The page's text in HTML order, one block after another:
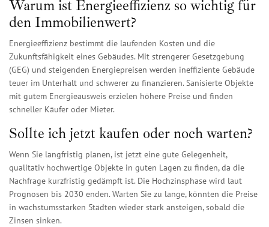
Warum ist Energieeffizienz so wichtig für
den Immobilienwert?
Energieeffizienz bestimmt die laufenden Kosten und die
Zukunftsfähigkeit eines Gebäudes. Mit strengerer Gesetzgebung
(GEG) und steigenden Energiepreisen werden ineffiziente Gebäude
teuer im Unterhalt und schwerer zu finanzieren. Sanisierte Objekte
mit gutem Energieausweis erzielen höhere Preise und finden
schneller Käufer oder Mieter.
Sollte ich jetzt kaufen oder noch warten?
Wenn Sie langfristig planen, ist jetzt eine gute Gelegenheit,
qualitativ hochwertige Objekte in guten Lagen zu finden, da die
Nachfrage kurzfristig gedämpft ist. Die Hochzinsphase wird laut
Prognosen bis 2030 enden. Warten Sie zu lange, könnten die Preise
in wachstumsstarken Städten wieder stark ansteigen, sobald die
Zinsen sinken.